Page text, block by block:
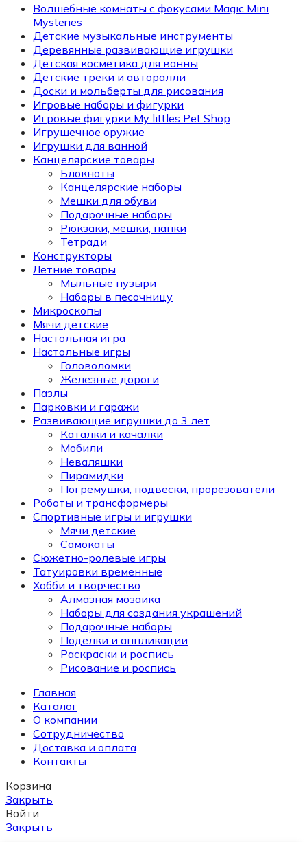
Волшебные комнаты с фокусами Magic Mini
Mysteries
Детские музыкальные инструменты
Деревянные развивающие игрушки
Детская косметика для ванны
Детские треки и авторалли
Доски и мольберты для рисования
Игровые наборы и фигурки
Игровые фигурки My littles Pet Shop
Игрушечное оружие
Игрушки для ванной
Канцелярские товары
Блокноты
Канцелярские наборы
Мешки для обуви
Подарочные наборы
Рюкзаки, мешки, папки
Тетради
Конструкторы
Летние товары
Мыльные пузыри
Наборы в песочницу
Микроскопы
Мячи детские
Настольная игра
Настольные игры
Головоломки
Железные дороги
Пазлы
Парковки и гаражи
Развивающие игрушки до 3 лет
Каталки и качалки
Мобили
Неваляшки
Пирамидки
Погремушки, подвески, прорезователи
Роботы и трансформеры
Спортивные игры и игрушки
Мячи детские
Самокаты
Сюжетно-ролевые игры
Татуировки временные
Хобби и творчество
Алмазная мозаика
Наборы для создания украшений
Подарочные наборы
Поделки и аппликации
Раскраски и роспись
Рисование и роспись
Главная
Каталог
О компании
Сотрудничество
Доставка и оплата
Контакты
Корзина
Закрыть
Войти
Закрыть